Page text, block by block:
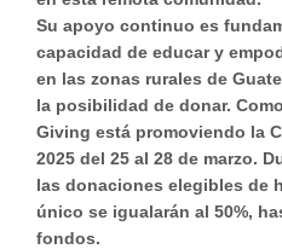
Su apoyo continuo es
capacidad de educar y
en las zonas rurales de
la posibilidad de donar.
Giving está promoviendo la
2025 del 25 al 28 de marzo.
las donaciones elegibles de
único se igualarán al 50%,
fondos.